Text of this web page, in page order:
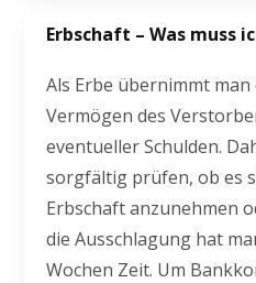
Erbschaft – Was muss
Als Erbe übernimmt man
Vermögen des
eventueller Schulden.
sorgfältig prüfen, ob es
Erbschaft anzunehmen
die Ausschlagung hat
Wochen Zeit. Um